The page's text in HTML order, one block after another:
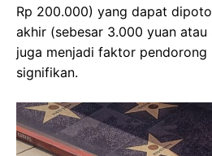
Rp 200.000) yang dapat
akhir (sebesar 3.000 yuan
juga menjadi faktor pendorong
signifikan.